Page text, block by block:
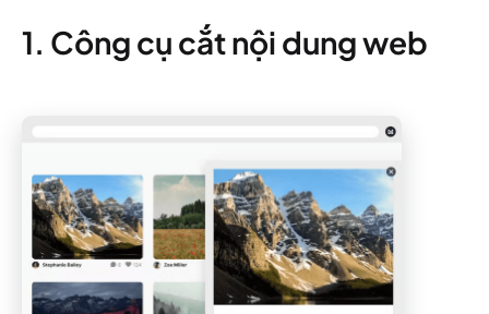
1. Công cụ cắt nội dung web